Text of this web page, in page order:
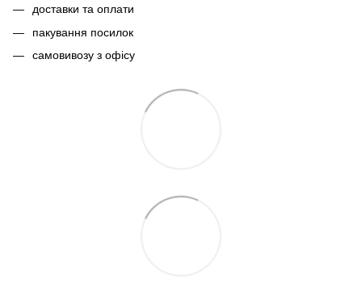
доставки та оплати
пакування посилок
самовивозу з офісу